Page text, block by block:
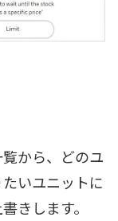
から、どのユ
いユニットに
きします。